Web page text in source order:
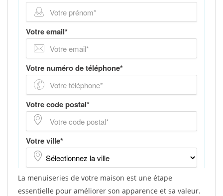
La menuiseries de votre maison est une étape
essentielle pour améliorer son apparence et sa valeur.